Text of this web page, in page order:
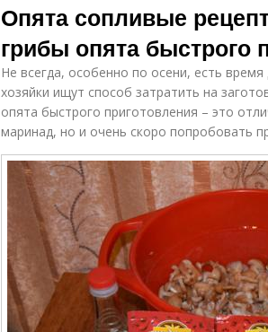
Опята сопливые
грибы опята быстрого
Не всегда, особенно по осени, есть
хозяйки ищут способ затратить на
опята быстрого приготовления – это
маринад, но и очень скоро попробовать